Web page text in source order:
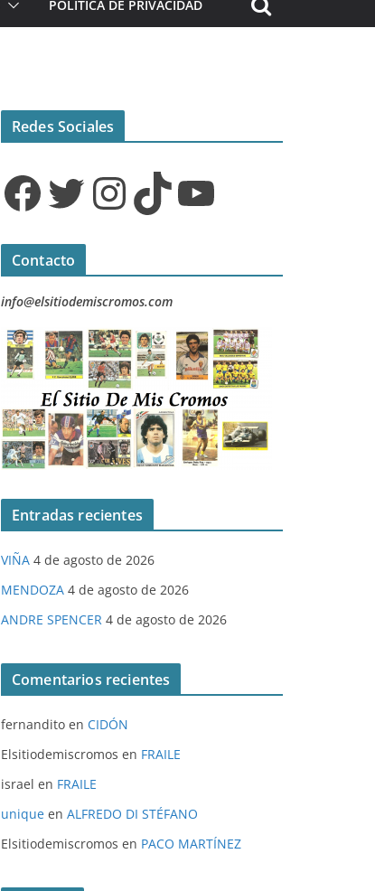
POLÍTICA DE PRIVACIDAD
Redes Sociales
Facebook Twitter InstagramTikTok YouTube
Contacto
info@elsitiodemiscromos.com
Entradas recientes
VIÑA 4 de agosto de 2026
MENDOZA 4 de agosto de 2026
ANDRE SPENCER 4 de agosto de 2026
Comentarios recientes
fernandito en CIDÓN
Elsitiodemiscromos en FRAILE
israel en FRAILE
unique en ALFREDO DI STÉFANO
Elsitiodemiscromos en PACO MARTÍNEZ